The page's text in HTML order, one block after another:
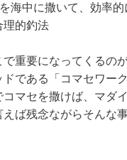
海中に撒いて、効率的
理的釣法
重要になってくるの
ドである「コマセワー
マセを撒けば、マダ
ば残念ながらそんな